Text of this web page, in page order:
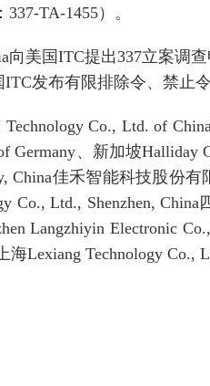
337-TA-1455）。
向美国ITC提出337立案调
ITC发布有限排除令、禁止令
Technology Co., Ltd. of China
Germany、新加坡Halliday
China佳禾智能科技股份有
Co., Ltd., Shenzhen, China
Langzhiyin Electronic
海Lexiang Technology Co.,